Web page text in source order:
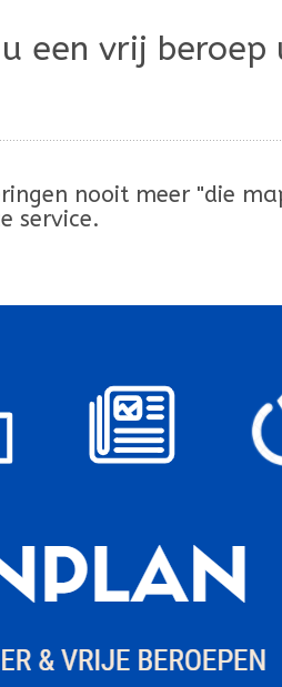
een vrij
nooit meer "die
service.